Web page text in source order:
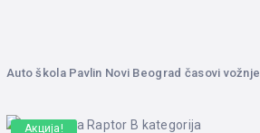
Auto škola Pavlin Novi Beograd časovi vožnje
Акција!